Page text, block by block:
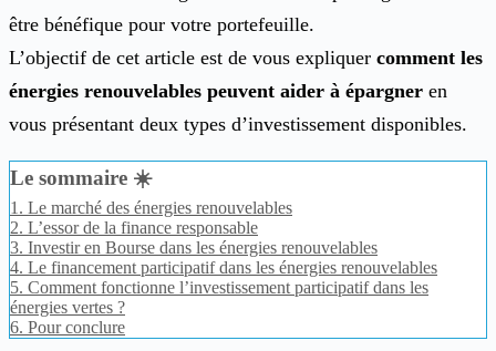
être bénéfique pour votre portefeuille.
L’objectif de cet article est de vous expliquer comment les
énergies renouvelables peuvent aider à épargner en
vous présentant deux types d’investissement disponibles.
Le sommaire ☀️
1. Le marché des énergies renouvelables
2. L’essor de la finance responsable
3. Investir en Bourse dans les énergies renouvelables
4. Le financement participatif dans les énergies renouvelables
5. Comment fonctionne l’investissement participatif dans les
énergies vertes ?
6. Pour conclure